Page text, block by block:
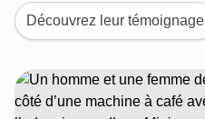
Découvrez leur témoignage